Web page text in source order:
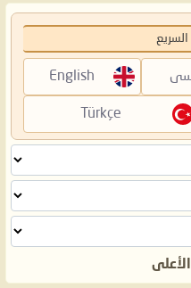
السريع
English
Türkçe
الأعلى